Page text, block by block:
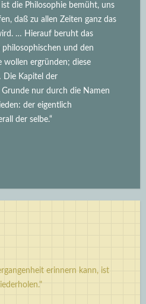
die Philosophie bemüht, uns
daß zu allen Zeiten ganz das
… Hierauf beruht das
und den
wollen ergründen; diese
Die Kapitel der
nur durch die Namen
der eigentlich
der selbe.“
erinnern kann, ist